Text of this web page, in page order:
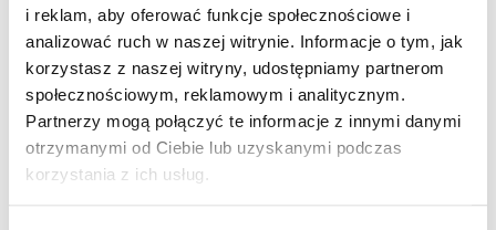
i reklam, aby oferować funkcje społecznościowe i
analizować ruch w naszej witrynie. Informacje o tym, jak
korzystasz z naszej witryny, udostępniamy partnerom
społecznościowym, reklamowym i analitycznym.
Partnerzy mogą połączyć te informacje z innymi danymi
otrzymanymi od Ciebie lub uzyskanymi podczas
korzystania z ich usług.
Brak w magazynie
SKU:0143
Kategorie: Maseczki, Wyposażenie ośrodka